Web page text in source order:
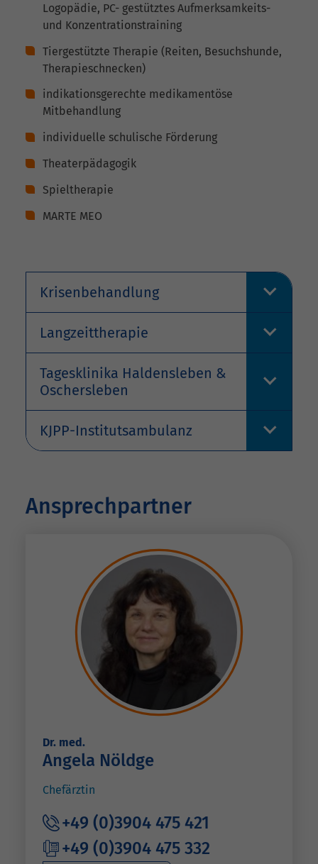
Logopädie, PC- gestütztes Aufmerksamkeits-
und Konzentrationstraining
Tiergestützte Therapie (Reiten, Besuchshunde,
Therapieschnecken)
indikationsgerechte medikamentöse
Mitbehandlung
individuelle schulische Förderung
Theaterpädagogik
Spieltherapie
MARTE MEO
Krisenbehandlung
Langzeittherapie
Tagesklinika Haldensleben &
Oschersleben
KJPP-Institutsambulanz
Ansprechpartner
Dr. med.
Angela Nöldge
Chefärztin
+49 (0)3904 475 421
+49 (0)3904 475 332